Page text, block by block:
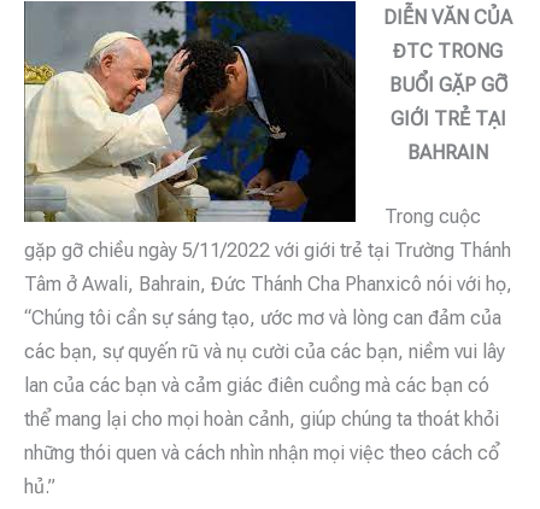
DIỄN VĂN CỦA
ĐTC TRONG
BUỔI GẶP GỠ
GIỚI TRẺ TẠI
BAHRAIN
Trong cuộc
gặp gỡ chiều ngày 5/11/2022 với giới trẻ tại Trường Thánh
Tâm ở Awali, Bahrain, Đức Thánh Cha Phanxicô nói với họ,
“Chúng tôi cần sự sáng tạo, ước mơ và lòng can đảm của
các bạn, sự quyến rũ và nụ cười của các bạn, niềm vui lây
lan của các bạn và cảm giác điên cuồng mà các bạn có
thể mang lại cho mọi hoàn cảnh, giúp chúng ta thoát khỏi
những thói quen và cách nhìn nhận mọi việc theo cách cổ
hủ.”